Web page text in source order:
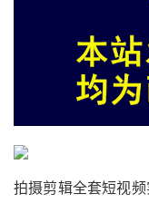
拍摄剪辑全套短视